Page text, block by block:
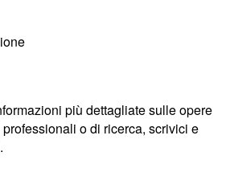
più dettagliate sulle opere
o di ricerca, scrivici e